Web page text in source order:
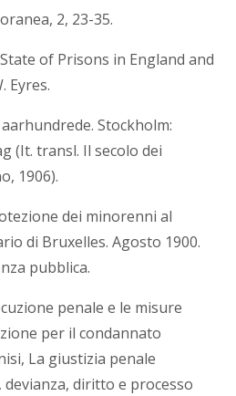
2, 23-35.
of Prisons in England and
Eyres.
Stockholm:
(It. transl. Il secolo dei
1906).
dei minorenni al
di Bruxelles. Agosto 1900.
pubblica.
penale e le misure
per il condannato
La giustizia penale
diritto e processo